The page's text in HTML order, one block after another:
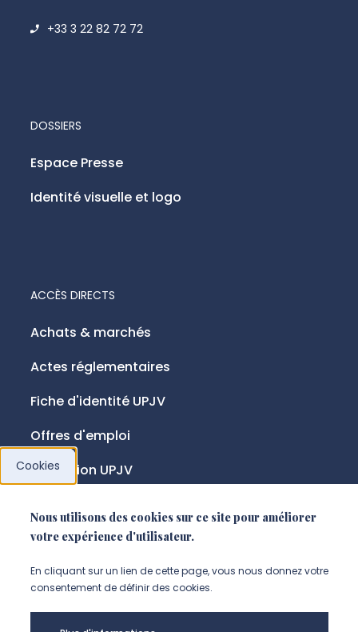
+33 3 22 82 72 72
ACCÈS DIRECTS
Achats & marchés
Actes réglementaires
Fiche d'identité UPJV
Offres d'emploi
Fondation UPJV
DOSSIERS
Espace Presse
Identité visuelle et logo
NOUS SUIVRE
Suivez-nous sur instagram
Suivez-nous sur linkedin
Suivez-nous sur
Cookies
Nous utilisons des cookies sur ce site pour améliorer
votre expérience d'utilisateur.
En cliquant sur un lien de cette page, vous nous donnez votre
consentement de définir des cookies.